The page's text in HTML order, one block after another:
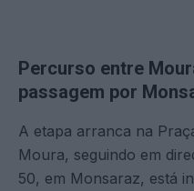
Percurso entre
passagem por
A etapa arranca na
Moura, seguindo em
50, em Monsaraz, está